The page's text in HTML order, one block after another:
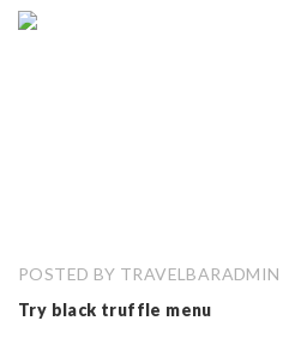
POSTED BY
Try black truffle menu